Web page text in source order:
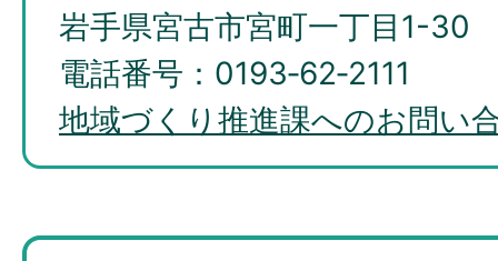
岩手県宮古市宮町一丁目1-30
電話番号：0193‐62‐2111
地域づくり推進課へのお問い